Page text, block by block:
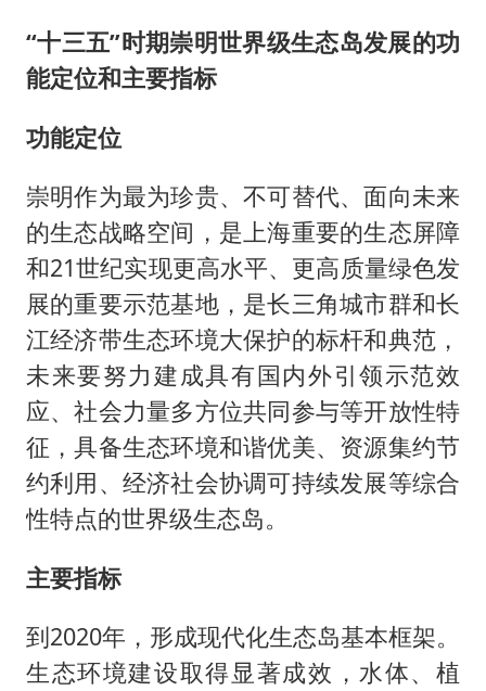
“十三五”时期崇明世界级生态岛发展的功
能定位和主要指标
功能定位
崇明作为最为珍贵、不可替代、面向未来
的生态战略空间，是上海重要的生态屏障
和21世纪实现更高水平、更高质量绿色发
展的重要示范基地，是长三角城市群和长
江经济带生态环境大保护的标杆和典范，
未来要努力建成具有国内外引领示范效
应、社会力量多方位共同参与等开放性特
征，具备生态环境和谐优美、资源集约节
约利用、经济社会协调可持续发展等综合
性特点的世界级生态岛。
主要指标
到2020年，形成现代化生态岛基本框架。
生态环境建设取得显著成效，水体、植